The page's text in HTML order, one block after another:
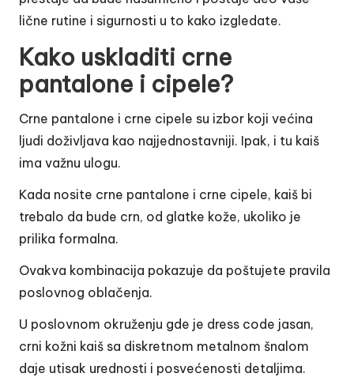
lične rutine i sigurnosti u to kako izgledate.
Kako uskladiti crne
pantalone i cipele?
Crne pantalone i crne cipele su izbor koji većina
ljudi doživljava kao najjednostavniji. Ipak, i tu kaiš
ima važnu ulogu.
Kada nosite crne pantalone i crne cipele, kaiš bi
trebalo da bude crn, od glatke kože, ukoliko je
prilika formalna.
Ovakva kombinacija pokazuje da poštujete pravila
poslovnog oblačenja.
U poslovnom okruženju gde je dress code jasan,
crni kožni kaiš sa diskretnom metalnom šnalom
daje utisak urednosti i posvećenosti detaljima.